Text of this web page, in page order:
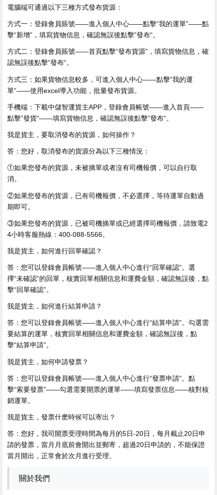
電腦端可通過以下三種方式發布貨源：
方式一：登錄會員賬號——進入個人中心——點擊“我的運單”——點
擊“新增”，填寫貨物信息，確認無誤後點擊”發布“。
方式二：登錄會員賬號——首頁點擊“發布貨源”，填寫貨物信息，確
認無誤後點擊”發布“。
方式三：如果貨物信息較多，可進入個人中心——點擊”我的運
單“——使用excel導入功能，批量發布貨源。
手機端：下載中儲智運貨主APP，登錄會員帳號——進入首頁——
點擊”發貨“——填寫貨物信息，確認無誤後點擊”發布“。
我是貨主，要取消發布的貨源，如何操作？
答：您好，取消發布的貨源分為以下三種情況：
①如果您發布的貨源，未被摘單或者沒有司機報價，可以自行取
消。
②如果您發布的貨源，已有司機報價，不必選擇，等待運單自動過
期即可。
③如果您發布的貨源，已被司機摘單或已經選擇司機報價，請致電2
4小時客服熱線：400-088-5566。
我是貨主，如何進行回單確認？
答：您可以登錄會員帳號——進入個人中心進行“回單確認”。選
擇“未確認”的回單，核實回單相關信息和運費金額，確認無誤後，點
擊“回單確認”。
我是貨主，如何進行結算申請？
答：您可以登錄會員帳號——進入個人中心進行“結算申請”。勾選需
要結算的運單，核實回單相關信息和運費金額，確認無誤後，點
擊“結算申請”。
我是貨主，如何申請發票？
答：您可以登錄會員帳號——進入個人中心進行“發票申請”。點
擊“索要發票”——勾選需要開票的運單——填寫發票信息——核對核
銷運單。
我是貨主，發票什麽時候可以寄出？
答：您好，我司開票受理時間為每月的5日-20日，每月截止20日申
請的發票，當月月底前會開出並郵寄，超過20日申請的，不能保證
當月開出，正常會於次月進行受理。
關於我們